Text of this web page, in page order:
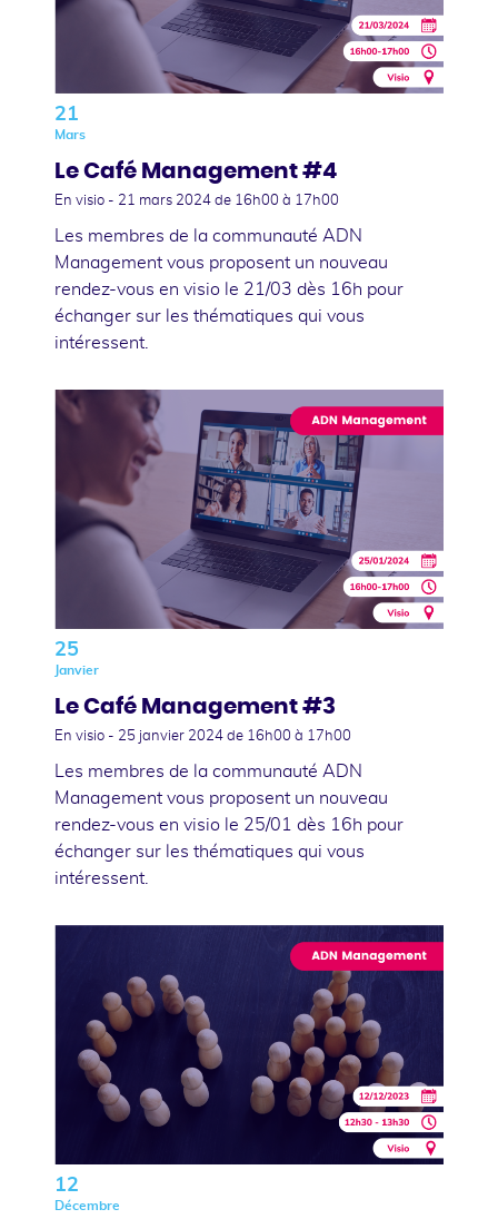
21
Mars
Le Café Management #4
En visio - 21 mars 2024 de 16h00 à 17h00
Les membres de la communauté ADN
Management vous proposent un nouveau
rendez-vous en visio le 21/03 dès 16h pour
échanger sur les thématiques qui vous
intéressent.
25
Janvier
Le Café Management #3
En visio - 25 janvier 2024 de 16h00 à 17h00
Les membres de la communauté ADN
Management vous proposent un nouveau
rendez-vous en visio le 25/01 dès 16h pour
échanger sur les thématiques qui vous
intéressent.
12
Décembre